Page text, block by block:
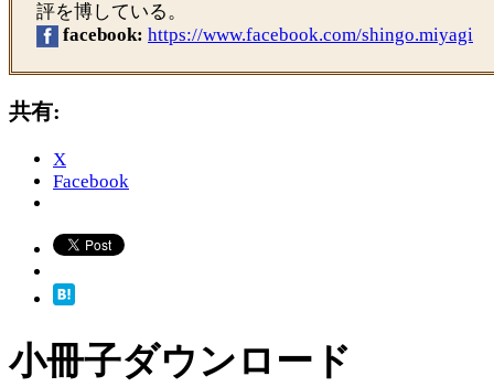
評を博している。
facebook: https://www.facebook.com/shingo.miyagi
共有:
X
Facebook
小冊子ダウンロード